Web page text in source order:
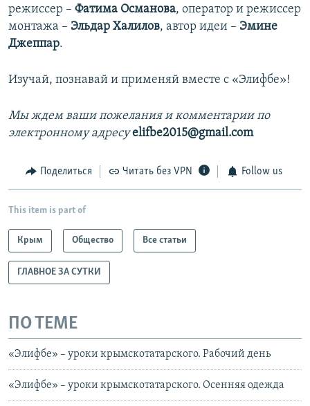
режиссер – Фатима Османова, оператор и режиссер
монтажа – Эльдар Халилов, автор идеи – Эмине
Джеппар.
Изучай, познавай и применяй вместе с «Элифбе»!
Мы ждем ваши пожелания и комментарии по
электронному адресуelifbe2015@gmail.com
Поделиться Читать без VPN Follow us
This item is part of
Крым Общество Все статьи
ГЛАВНОЕ ЗА СУТКИ
ПО ТЕМЕ
«Элифбе» – уроки крымскотатарского. Рабочий день
«Элифбе» – уроки крымскотатарского. Осенняя одежда